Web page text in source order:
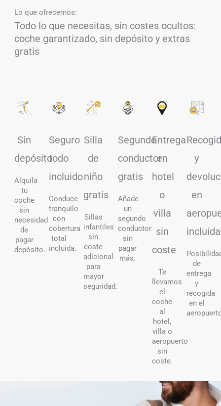
Lo que ofrecemos:
Todo lo que necesitas, sin costes ocultos:
coche garantizado, sin depósito y extras
gratis
Sin
depósito
Alquila
tu
coche
sin
necesidad
de
pagar
depósito.
Seguro
todo
incluido
Conduce
tranquilo
con
cobertura
total
incluida.
Silla
de
niño
gratis
Sillas
infantiles
sin
coste
adicional
para
mayor
seguridad.
Segundo
conductor
gratis
Añade
un
segundo
conductor
sin
pagar
más.
Entrega
en
hotel
o
villa
sin
coste
Te
llevamos
el
coche
al
hotel,
villa o
aeropuerto
sin
coste.
y
en
de
entrega
y
recogida
en el